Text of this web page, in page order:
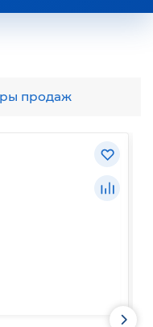
продаж